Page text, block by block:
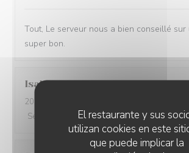
El restaurante y sus
utilizan cookies en este
que puede implicar la
Tout, Le serveur nous a bien conseillé sur
super bon.
Isabelle R
2024-02-22
Servicio
Ambiente: 5/5 Menú: 5/5